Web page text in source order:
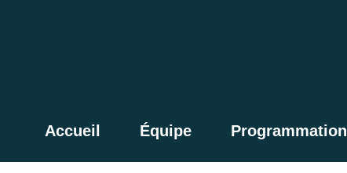
Accueil Équipe Programmation